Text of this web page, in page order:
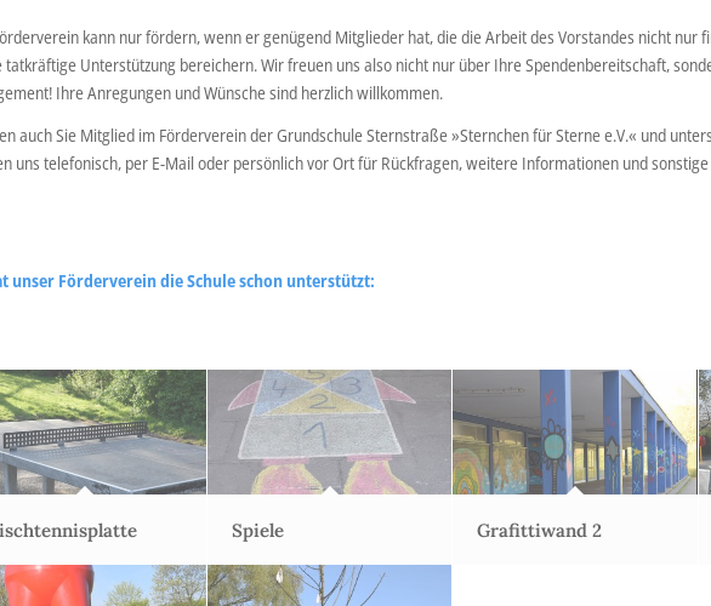
kann nur fördern, wenn er genügend Mitglieder hat, die die Arbeit des Vorstandes nicht nur
tatkräftige Unterstützung bereichern. Wir freuen uns also nicht nur über Ihre Spendenbereitschaft,
Ihre Anregungen und Wünsche sind herzlich willkommen.
auch Sie Mitglied im Förderverein der Grundschule Sternstraße »Sternchen für Sterne e.V.« und
uns telefonisch, per E-Mail oder persönlich vor Ort für Rückfragen, weitere Informationen und
unser Förderverein die Schule schon unterstützt:
Spiele Grafittiwand 2